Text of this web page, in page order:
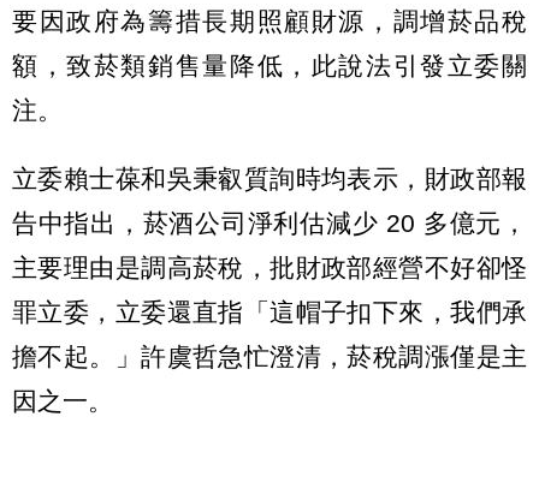
要因政府為籌措長期照顧財源，調增菸品稅
額，致菸類銷售量降低，此說法引發立委關
注。
立委賴士葆和吳秉叡質詢時均表示，財政部報
告中指出，菸酒公司淨利估減少 20 多億元，
主要理由是調高菸稅，批財政部經營不好卻怪
罪立委，立委還直指「這帽子扣下來，我們承
擔不起。」許虞哲急忙澄清，菸稅調漲僅是主
因之一。